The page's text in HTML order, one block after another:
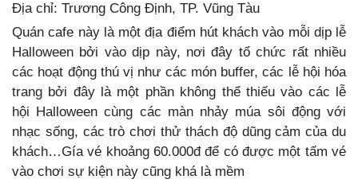
Địa chỉ: Trương Công Định, TP. Vũng Tàu
Quán cafe này là một địa điểm hút khách vào mỗi dịp lễ
Halloween bởi vào dịp này, nơi đây tổ chức rất nhiều
các hoạt động thú vị như các món buffer, các lễ hội hóa
trang bởi đây là một phần không thể thiếu vào các lễ
hội Halloween cùng các màn nhảy múa sôi động với
nhạc sống, các trò chơi thử thách độ dũng cảm của du
khách…Gía vé khoảng 60.000đ để có được một tấm vé
vào chơi sự kiện này cũng khá là mềm